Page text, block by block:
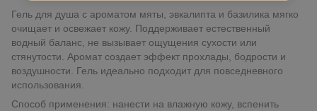
Гель для душа с ароматом мяты, эвкалипта и базилика мягко
очищает и освежает кожу. Поддерживает естественный
водный баланс, не вызывает ощущения сухости или
стянутости. Аромат создает эффект прохлады, бодрости и
воздушности. Гель идеально подходит для повседневного
использования.
Способ применения: нанести на влажную кожу, вспенить